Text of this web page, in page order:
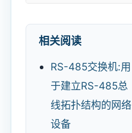
相关阅读
RS-485交换机:用
于建立RS-485总
线拓扑结构的网络
设备